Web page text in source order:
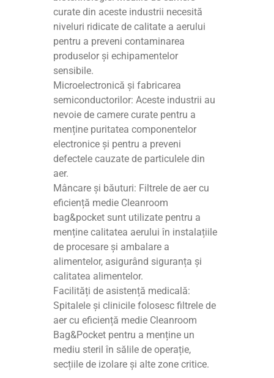
curate din aceste industrii necesită
niveluri ridicate de calitate a aerului
pentru a preveni contaminarea
produselor și echipamentelor
sensibile.
Microelectronică și fabricarea
semiconductorilor: Aceste industrii au
nevoie de camere curate pentru a
menține puritatea componentelor
electronice și pentru a preveni
defectele cauzate de particulele din
aer.
Mâncare și băuturi: Filtrele de aer cu
eficiență medie Cleanroom
bag&pocket sunt utilizate pentru a
menține calitatea aerului în instalațiile
de procesare și ambalare a
alimentelor, asigurând siguranța și
calitatea alimentelor.
Facilități de asistență medicală:
Spitalele și clinicile folosesc filtrele de
aer cu eficiență medie Cleanroom
Bag&Pocket pentru a menține un
mediu steril în sălile de operație,
secțiile de izolare și alte zone critice.